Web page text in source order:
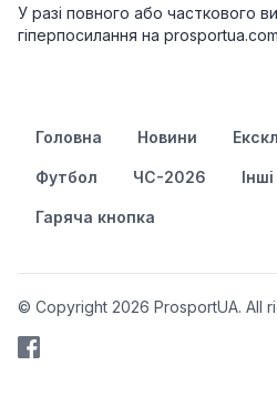
У разі повного або часткового
гіперпосилання на
Головна Новини
Футбол ЧС-2026
Гаряча кнопка
© Copyright 2026 ProsportUA. All